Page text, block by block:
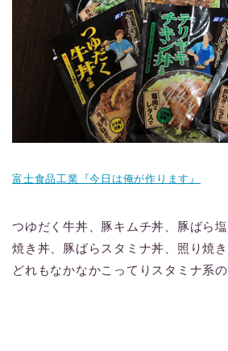
富士食品工業『今日は俺が作ります』
つゆだく牛丼、豚キムチ丼、豚ばら
焼き丼、豚ばらスタミナ丼、照り焼き
どれもなかなかこってりスタミナ系